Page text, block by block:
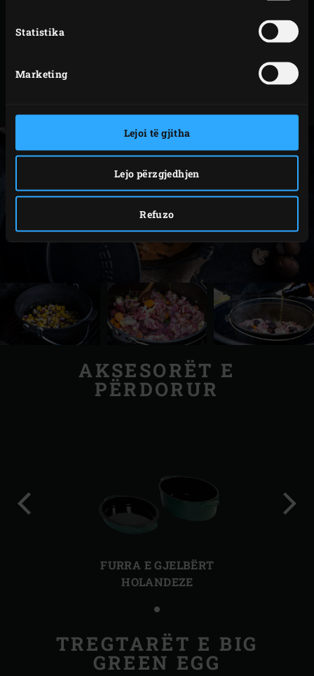
Statistika
Marketing
Lejoi të gjitha
Lejo përzgjedhjen
Refuzo
XLarge,
AKSESORËT E
PËRDORUR
FURRA E GJELBËRT
HOLANDEZE
TREGTARËT E BIG
GREEN EGG